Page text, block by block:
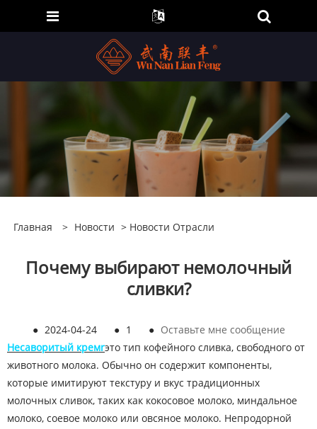
Главная > Новости > Новости Отрасли
Почему выбирают немолочный
сливки?
● 2024-04-24 ● 1 ● Оставьте мне сообщение
Несаворитый кремrэто тип кофейного сливка, свободного от
животного молока. Обычно он содержит компоненты,
которые имитируют текстуру и вкус традиционных
молочных сливок, таких как кокосовое молоко, миндальное
молоко, соевое молоко или овсяное молоко. Непродорной